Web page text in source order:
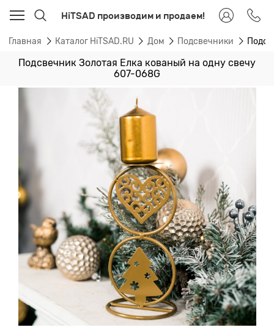
HiTSAD производим и продаем!
Главная Каталог HiTSAD.RU Дом Подсвечники
Подсвечник Золотая Елка кованый на одну свечу
607-068G